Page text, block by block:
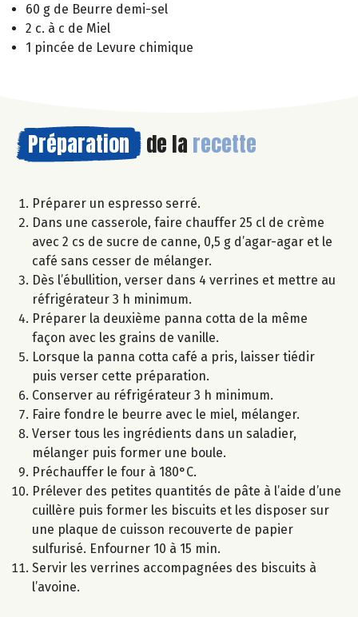
60 g de Beurre demi-sel
2 c. à c de Miel
1 pincée de Levure chimique
Préparation de la recette
Préparer un espresso serré.
Dans une casserole, faire chauffer 25 cl de crème
avec 2 cs de sucre de canne, 0,5 g d’agar-agar et le
café sans cesser de mélanger.
Dès l’ébullition, verser dans 4 verrines et mettre au
réfrigérateur 3 h minimum.
Préparer la deuxième panna cotta de la même
façon avec les grains de vanille.
Lorsque la panna cotta café a pris, laisser tiédir
puis verser cette préparation.
Conserver au réfrigérateur 3 h minimum.
Faire fondre le beurre avec le miel, mélanger.
Verser tous les ingrédients dans un saladier,
mélanger puis former une boule.
Préchauffer le four à 180°C.
Prélever des petites quantités de pâte à l’aide d’une
cuillère puis former les biscuits et les disposer sur
une plaque de cuisson recouverte de papier
sulfurisé. Enfourner 10 à 15 min.
Servir les verrines accompagnées des biscuits à
l’avoine.